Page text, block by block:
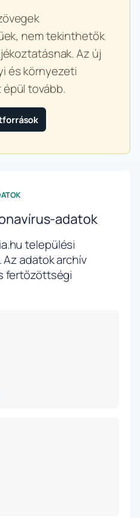
nem tekinthetők
Az új
és környezeti
tovább.
adatok
települési
adatok archív
fertőzöttségi